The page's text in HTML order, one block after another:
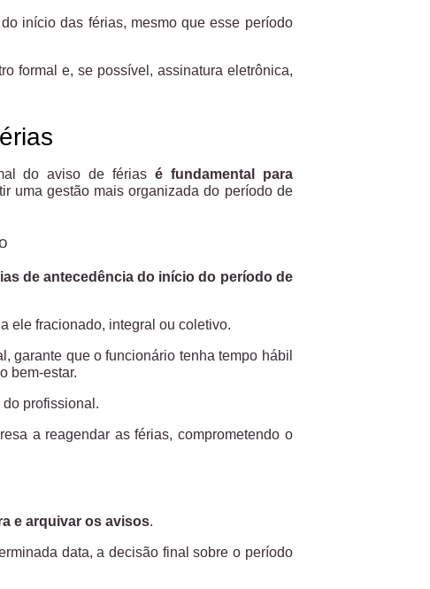
início das férias, mesmo que esse período
formal e, se possível, assinatura eletrônica,
do aviso de férias é fundamental para
uma gestão mais organizada do período de
de antecedência do início do período de
ele fracionado, integral ou coletivo.
garante que o funcionário tenha tempo hábil
bem-estar.
profissional.
a reagendar as férias, comprometendo o
e arquivar os avisos.
data, a decisão final sobre o período